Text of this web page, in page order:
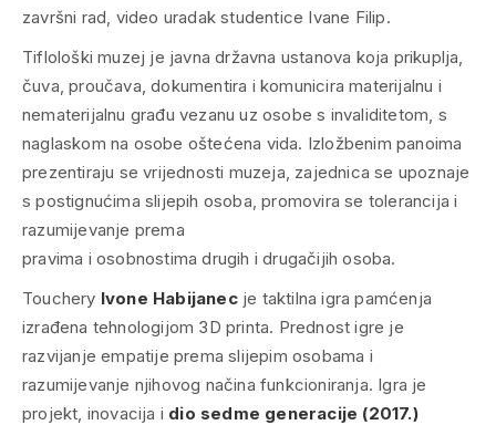
završni rad, video uradak studentice Ivane Filip.
Tiflološki muzej je javna državna ustanova koja prikuplja,
čuva, proučava, dokumentira i komunicira materijalnu i
nematerijalnu građu vezanu uz osobe s invaliditetom, s
naglaskom na osobe oštećena vida. Izložbenim panoima
prezentiraju se vrijednosti muzeja, zajednica se upoznaje
s postignućima slijepih osoba, promovira se tolerancija i
razumijevanje prema
pravima i osobnostima drugih i drugačijih osoba.
Touchery Ivone Habijanec je taktilna igra pamćenja
izrađena tehnologijom 3D printa. Prednost igre je
razvijanje empatije prema slijepim osobama i
razumijevanje njihovog načina funkcioniranja. Igra je
projekt, inovacija i dio sedme generacije (2017.)